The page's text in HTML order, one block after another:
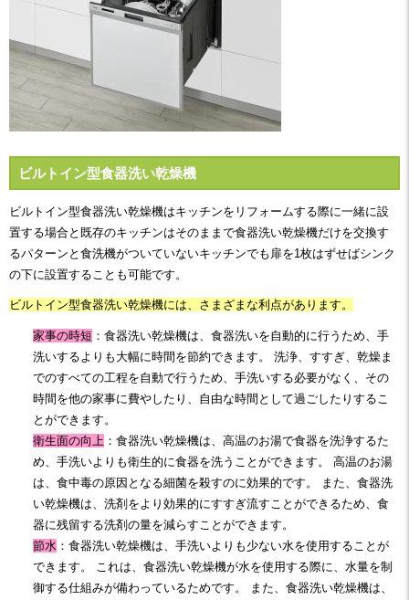
ビルトイン型食器洗い乾燥機
ビルトイン型食器洗い乾燥機はキッチンをリフォームする際に一緒に設
置する場合と既存のキッチンはそのままで食器洗い乾燥機だけを交換す
るパターンと 食洗機がついていないキッチンでも扉を1枚はずせばシンク
の下に設置することも可能です。
ビルトイン型食器洗い乾燥機には、さまざまな利点があります。
家事の時短 ：食器洗い乾燥機は、食器洗いを自動的に行うため、手
洗いするよりも大幅に時間を節約できます。 洗浄、すすぎ、乾燥ま
でのすべての工程を自動で行うため、手洗いする必要がなく、その
時間を他の家事に費やしたり、自由な時間として過ごしたりするこ
とができます。
衛生面の向上 ： 食器洗い乾燥機は、 高温のお湯で食器を洗浄するた
め、手洗いよりも衛生的に食器を洗うことができます。 高温のお湯
は、食中毒の原因となる細菌を殺すのに効果的です。 また、食器洗
い乾燥機は、洗剤をより効果的にすすぎ流すことができるため、 食
器に残留する洗剤の量を減らすことができます。
節水 ：食器洗い乾燥機は、手洗いよりも少ない水を使用すること が
できます。 これは、食器洗い乾燥機が水を使用する際に、水量を制
御する仕組みが備わっているためです。 また、 食器洗い乾燥機は、